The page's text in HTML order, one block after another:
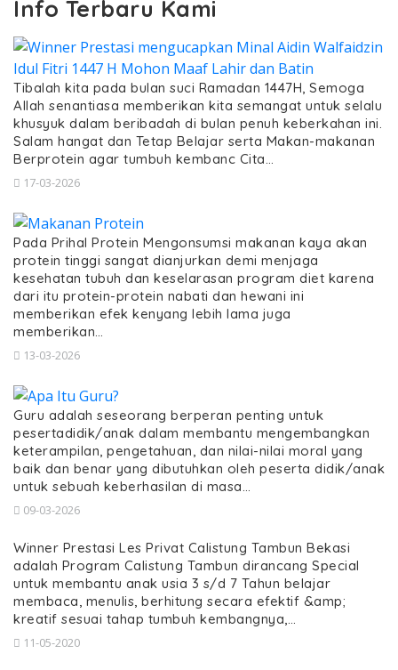
Info Terbaru Kami
Tibalah kita pada bulan suci Ramadan 1447H, Semoga
Allah senantiasa memberikan kita semangat untuk selalu
khusyuk dalam beribadah di bulan penuh keberkahan ini.
Salam hangat dan Tetap Belajar serta Makan-makanan
Berprotein agar tumbuh kembanc Cita…
17-03-2026
Pada Prihal Protein Mengonsumsi makanan kaya akan
protein tinggi sangat dianjurkan demi menjaga
kesehatan tubuh dan keselarasan program diet karena
dari itu protein-protein nabati dan hewani ini
memberikan efek kenyang lebih lama juga
memberikan…
13-03-2026
Guru adalah seseorang berperan penting untuk
pesertadidik/anak dalam membantu mengembangkan
keterampilan, pengetahuan, dan nilai-nilai moral yang
baik dan benar yang dibutuhkan oleh peserta didik/anak
untuk sebuah keberhasilan di masa…
09-03-2026
Winner Prestasi Les Privat Calistung Tambun Bekasi
adalah Program Calistung Tambun dirancang Special
untuk membantu anak usia 3 s/d 7 Tahun belajar
membaca, menulis, berhitung secara efektif &amp;
kreatif sesuai tahap tumbuh kembangnya,…
11-05-2020